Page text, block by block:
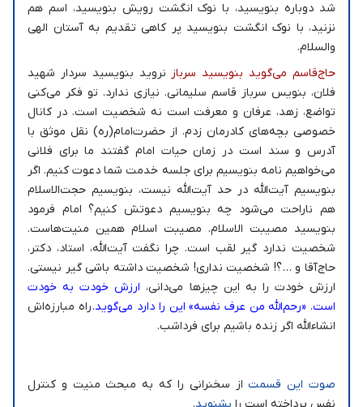
شد دوباره بنویسید، با نوک انگشت رویش بنویسید، اسم هم
نزنید، با نوک انگشت بنویسید پر کاهی تقدیم به آستان الهی
والسلام.
حاج‌قاسم می‌گوید بنویسید سرباز نروید بنویسید سردار شهید
فلان، بنویس سرباز قاسم سلیمانی. نیازی ندارد. تو فکر می‌کنی
تواضع، زهد، عرفان و معرفت است نه شخصیت است. در کانال
خصوصی بچه‌های کادرمان زدم. از حضرت‌امام‌(ره) نقل موثق با
آدرس و سند است در زمان حیات امام گفتند ما برای فلانی
می‌خواهیم نامه بنویسیم برای جلسه خدمت شما دعوت کنیم. اگر
بنویسیم آیت‌الله در حد آیت‌الله نیست، بنویسیم حجت‌الاسلام
هم ناراحت می‌شود چه بنویسیم دعوتش کنیم؟ امام فرمود
بنویسید مصیبت الاسلام. مصیبت اسلام همین منیت‌هاست.
شخصیت ندارد گیر لقب است. چرا نگفت آیت‌الله، استاد، دکتر،
حاج‌آقا و …؟! شخصیت نداری! شخصیت داشته باشی گیر نیستی.
ارزش خودت را به این چیزها می‌دانی، ارزش خودت به خودت
است. «رحم‌الله من عرف نفسه» این را دارد می‌گوید.راه مبارزه‌اش
انشاءالله اگر زنده باشیم برای فرداشب.
صوت این قسمتاز سخنرانی را که به مبحث منیت و کنترل